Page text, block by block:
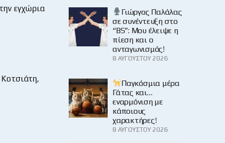
εγχώρια
Γιώργος Παλάλας
σε συνέντευξη στο
“BS”: Μου έλειψε η
πίεση και ο
ανταγωνισμός!
8 ΑΥΓΟΎΣΤΟΥ 2026
Παγκόσμια μέρα
Γάτας και…
εναρμόνιση με
κάποιους
χαρακτήρες!
8 ΑΥΓΟΎΣΤΟΥ 2026